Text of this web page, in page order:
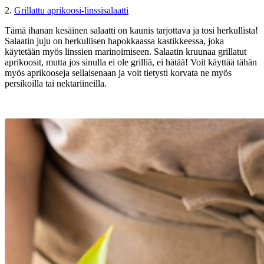
2. Grillattu aprikoosi-linssisalaatti
Tämä ihanan kesäinen salaatti on kaunis tarjottava ja tosi herkullista!
Salaatin juju on herkullisen hapokkaassa kastikkeessa, joka
käytetään myös linssien marinoimiseen. Salaatin kruunaa grillatut
aprikoosit, mutta jos sinulla ei ole grilliä, ei hätää! Voit käyttää tähän
myös aprikooseja sellaisenaan ja voit tietysti korvata ne myös
persikoilla tai nektariineilla.